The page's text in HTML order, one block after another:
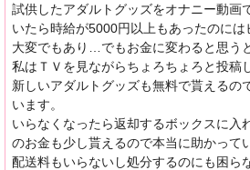
試供したアダルトグッズをオナニー動画
いたら時給が5000円以上もあったのに
大変でもあり…でもお金に変わると思う
私はＴＶを見ながらちょろちょろと投稿
新しいアダルトグッズも無料で貰えるの
います。
いらなくなったら返却するボックスに入
のお金も少し貰えるので本当に助かって
配送料もいらないし処分するのにも困ら